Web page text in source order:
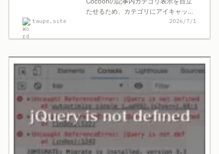
たせるため、カテゴリにアイキャッチ
を表示したカスタマイズ記録。子テー
更新時の注意点も整理します。
taupe.site 2026/7/1